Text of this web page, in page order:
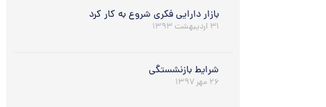
بازار دارایی فکری شروع به کار کرد
۳۱ اردیبهشت ۱۳۹۳
شرایط بازنشستگی
۲۶ مهر ۱۳۹۷